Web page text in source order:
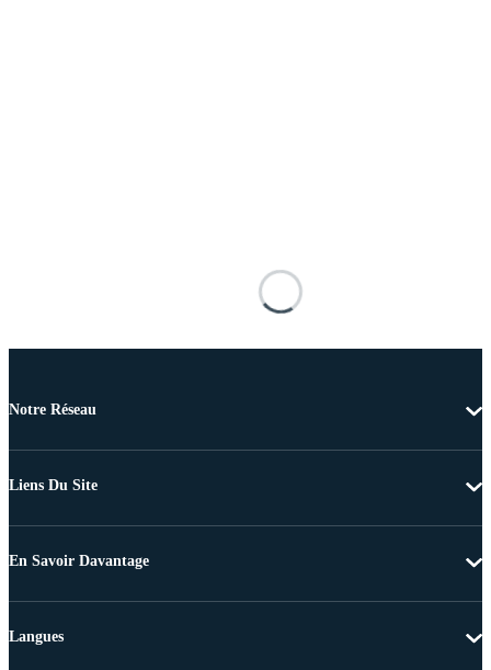
Notre Réseau
Liens Du Site
En Savoir Davantage
Langues